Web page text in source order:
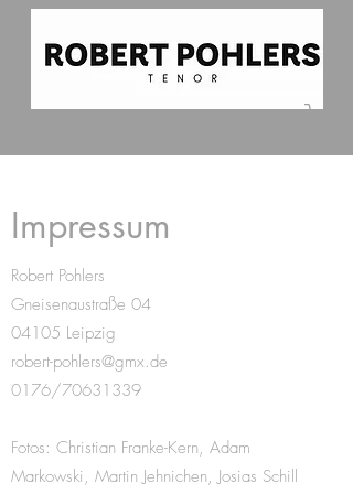
Impressum
Robert Pohlers
Gneisenaustraße 04
04105 Leipzig
robert-pohlers@gmx.de
0176/70631339
Fotos: Christian Franke-Kern, Adam
Markowski, Martin Jehnichen, Josias Schill